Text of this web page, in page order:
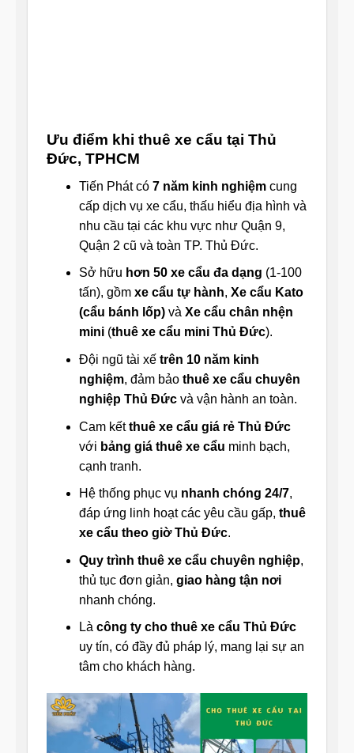
Ưu điểm khi thuê xe cẩu tại Thủ
Đức, TPHCM
Tiến Phát có 7 năm kinh nghiệmcung
cấp dịch vụ xe cẩu, thấu hiểu địa hình và
nhu cầu tại các khu vực như Quận 9,
Quận 2 cũ và toàn TP. Thủ Đức.
Sở hữu hơn 50 xe cẩu đa dạng (1-100
tấn), gồm xe cẩu tự hành, Xe cẩu Kato
(cẩu bánh lốp)và Xe cẩu chân nhện
mini(thuê xe cẩu mini Thủ Đức).
Đội ngũ tài xế trên 10 năm kinh
nghiệm, đảm bảo thuê xe cẩu chuyên
nghiệp Thủ Đứcvà vận hành an toàn.
Cam kếtthuê xe cẩu giá rẻ Thủ Đức
với bảng giá thuê xe cẩu minh bạch,
cạnh tranh.
Hệ thống phục vụ nhanh chóng 24/7,
đáp ứng linh hoạt các yêu cầu gấp, thuê
xe cẩu theo giờ Thủ Đức.
Quy trình thuê xe cẩu chuyên nghiệp,
thủ tục đơn giản, giao hàng tận nơi
nhanh chóng.
Là công ty cho thuê xe cẩu Thủ Đức
uy tín, có đầy đủ pháp lý, mang lại sự an
tâm cho khách hàng.